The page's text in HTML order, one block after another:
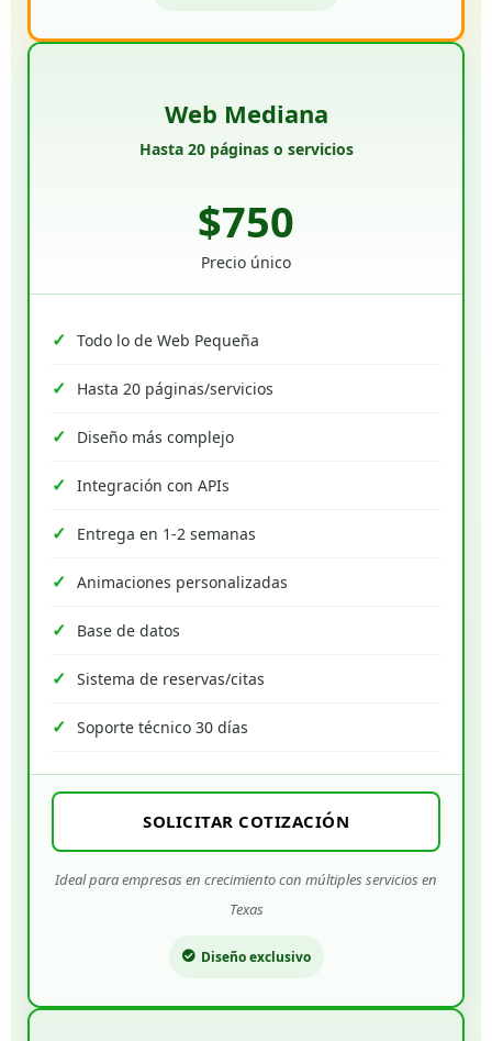
Web Mediana
Hasta 20 páginas o servicios
$750
Precio único
Todo lo de Web Pequeña
Hasta 20 páginas/servicios
Diseño más complejo
Integración con APIs
Entrega en 1-2 semanas
Animaciones personalizadas
Base de datos
Sistema de reservas/citas
Soporte técnico 30 días
SOLICITAR COTIZACIÓN
Ideal para empresas en crecimiento con múltiples servicios en
Texas
Diseño exclusivo